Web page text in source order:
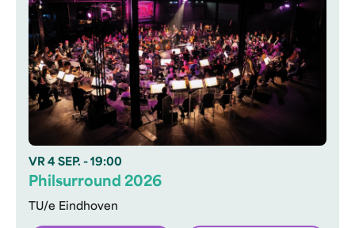
VR 4 SEP. - 19:00
TU/e Eindhoven
Philsurround 2026